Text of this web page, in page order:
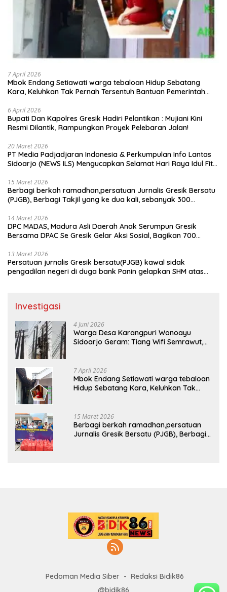
7 April 2026
Mbok Endang Setiawati warga tebaloan Hidup Sebatang
Kara, Keluhkan Tak Pernah Tersentuh Bantuan Pemerintah
6 April 2026
​Bupati Dan Kapolres Gresik Hadiri Pelantikan : Mujiani Kini
Resmi Dilantik, Rampungkan Proyek Pelebaran Jalan!
20 Maret 2026
PT Media Padjadjaran Indonesia & Perkumpulan Info Lantas
Sidoarjo (NEWS ILS) Mengucapkan Selamat Hari Raya Idul Fitri
15 Maret 2026
Berbagi berkah ramadhan,persatuan Jurnalis Gresik Bersatu
(PJGB), Berbagi Takjil yang ke dua kali, sebanyak 300
14 Maret 2026
DPC MADAS, Madura Asli Daerah Anak Serumpun Gresik
Bersama DPAC Se Gresik Gelar Aksi Sosial, Bagikan 700
13 Maret 2026
Persatuan jurnalis Gresik bersatu(PJGB) kawal sidak
pengadilan negeri di duga bank Panin gelapkan SHM atas
Investigasi
4 Juni 2026
Warga Desa Karangpuri Wonoayu
Sidoarjo Geram: Tiang Wifi Semrawut,
7 April 2026
Mbok Endang Setiawati warga tebaloan
Hidup Sebatang Kara, Keluhkan Tak
15 Maret 2026
Berbagi berkah ramadhan,persatuan
Jurnalis Gresik Bersatu (PJGB), Berbagi
Pedoman Media Siber
Redaksi Bidik86
@bidik86